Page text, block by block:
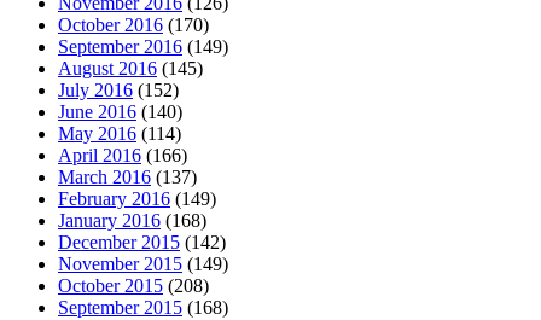
October 2016 (170)
September 2016 (149)
August 2016 (145)
July 2016 (152)
June 2016 (140)
May 2016 (114)
April 2016 (166)
March 2016 (137)
February 2016 (149)
January 2016 (168)
December 2015 (142)
November 2015 (149)
October 2015 (208)
September 2015 (168)